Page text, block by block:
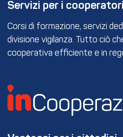
Servizi per i cooperatori
Corsi di formazione, servizi
divisione vigilanza. Tutto ciò
cooperativa efficiente e in